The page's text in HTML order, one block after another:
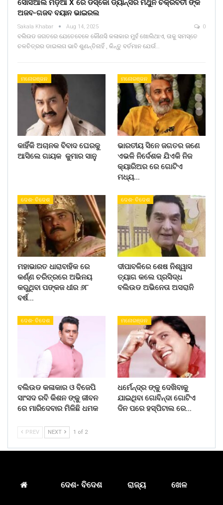
ସୋସିଆଲ ମିଡ଼ିଆ X ରେ ଡିସ୍କୋ ଡ୍ୟାନ୍ସର ମିଥୁନ ଚକ୍ରବର୍ତୀ ଙ୍କ
ଅଜବ-ଗଜବ ବୟାନ ଭାଇରଲ
Sakala Khabar Aug 14, 2025 0
ବଲିଉଡ ଜଗତରେ ଯେତେବେଳେ କୌଣସି କଳାକାର ମୁହଁ ଖୋଲିଥାଏ, ତାକୁ ସମସ୍ତେ
ଚଳଚିତ୍ରର ଡାଇଲଗ ଭାବି ଶୁଣନ୍ତିନାହିଁ , କିନ୍ତୁ ବର୍ତମାନ ଯେଉଁ…
ମନୋରଞ୍ଜନ
କାହିଁକି ଅଚାନକ ବିବାଦ ଘେରକୁ
ଆସିଲେ ଗାୟକ କୁମାର ସାନୁ
ମନୋରଞ୍ଜନ
ଭାରତୀୟ ସିନେ ଜଗତର ଜଣେ
ଏଭଳି ନିର୍ଦେଶକ ଯିଏକି ନିଜ
କ୍ୟାରିଅର ରେ ଗୋଟିଏ
ମଧ୍ୟ…
ଦେଶ- ବିଦେଶ
ମହାଭାରତ ଧାରାବାହିକ ରେ
କର୍ଣ୍ଣ ଚରିତ୍ରରେ ଅଭିନୟ
କରୁଥିବା ପଙ୍କଜ ଧୀର ୬୮
ବର୍ଷ…
ଦେଶ- ବିଦେଶ
ଦୀପାବଳିରେ ଶେଷ ନିଶ୍ୱାସ
ତ୍ୟାଗ କଲେ ପ୍ରସିଦ୍ଧ
ବଲିଉଡ ଅଭିନେତା ଅସରାନି
ଦେଶ- ବିଦେଶ
ବଲିଉଡ କଳାକାର ଓ ବିଜେପି
ସାଂସଦ ରବି କିଶନ ଙ୍କୁ ଜୀବନ
ରେ ମାରିଦେବାର ମିଳିଛି ଧମକ
ମନୋରଞ୍ଜନ
ଧର୍ମେନ୍ଦ୍ର ଙ୍କୁ ଦେଖିବାକୁ
ଯାଇଥିବା ଗୋବିନ୍ଦା ଗୋଟିଏ
ଦିନ ପରେ ହସ୍ପିଟାଲ ରେ…
PREV NEXT 1 of 2
ଦେଶ- ବିଦେଶ ରାଜ୍ୟ ଖେଳ